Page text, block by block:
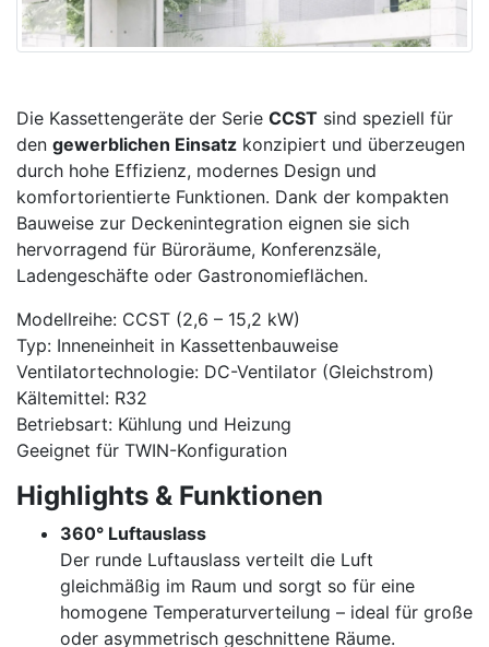
Die Kassettengeräte der Serie CCST sind speziell für
den gewerblichen Einsatz konzipiert und überzeugen
durch hohe Effizienz, modernes Design und
komfortorientierte Funktionen. Dank der kompakten
Bauweise zur Deckenintegration eignen sie sich
hervorragend für Büroräume, Konferenzsäle,
Ladengeschäfte oder Gastronomieflächen.
Modellreihe: CCST (2,6 – 15,2 kW)
Typ: Inneneinheit in Kassettenbauweise
Ventilatortechnologie: DC-Ventilator (Gleichstrom)
Kältemittel: R32
Betriebsart: Kühlung und Heizung
Geeignet für TWIN-Konfiguration
Highlights & Funktionen
360° Luftauslass
Der runde Luftauslass verteilt die Luft
gleichmäßig im Raum und sorgt so für eine
homogene Temperaturverteilung – ideal für große
oder asymmetrisch geschnittene Räume.